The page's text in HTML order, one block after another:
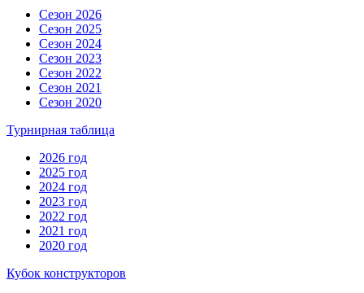
Сезон 2026
Сезон 2025
Сезон 2024
Сезон 2023
Сезон 2022
Сезон 2021
Сезон 2020
Турнирная таблица
2026 год
2025 год
2024 год
2023 год
2022 год
2021 год
2020 год
Кубок конструкторов